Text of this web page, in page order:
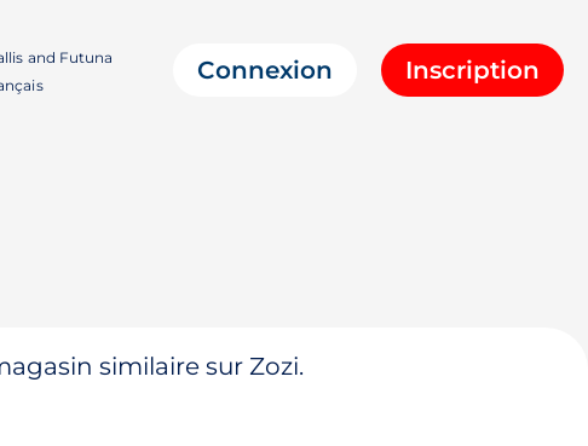
and Futuna
Connexion Inscription
similaire sur Zozi.